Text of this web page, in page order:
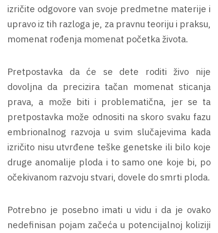
izričite odgovore van svoje predmetne materije i
upravo iz tih razloga je, za pravnu teoriju i praksu,
momenat rođenja momenat početka života.
Pretpostavka da će se dete roditi živo nije
dovoljna da precizira tačan momenat sticanja
prava, a može biti i problematična, jer se ta
pretpostavka može odnositi na skoro svaku fazu
embrionalnog razvoja u svim slučajevima kada
izričito nisu utvrđene teške genetske ili bilo koje
druge anomalije ploda i to samo one koje bi, po
očekivanom razvoju stvari, dovele do smrti ploda.
Potrebno je posebno imati u vidu i da je ovako
nedefinisan pojam začeća u potencijalnoj koliziji